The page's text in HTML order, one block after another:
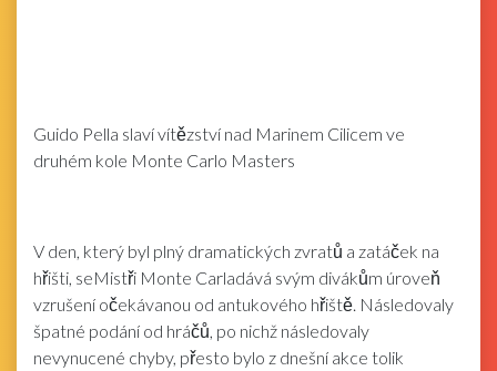
Guido Pella slaví vítězství nad Marinem Cilicem ve
druhém kole Monte Carlo Masters
V den, který byl plný dramatických zvratů a zatáček na
hřišti, seMistři Monte Carladává svým divákům úroveň
vzrušení očekávanou od antukového hřiště. Následovaly
špatné podání od hráčů, po nichž následovaly
nevynucené chyby, přesto bylo z dnešní akce tolik